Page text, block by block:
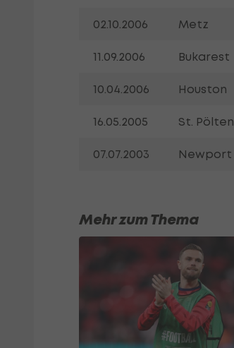
02.10.2006 Metz
11.09.2006 Bukarest
10.04.2006 Houston
16.05.2005 St. Pölten
07.07.2003 Newport
Mehr zum Thema